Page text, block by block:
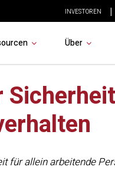
INVESTOREN
Über
für allein arbeitende